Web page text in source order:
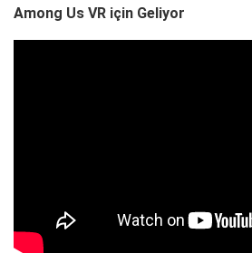
Among Us VR için Geliyor